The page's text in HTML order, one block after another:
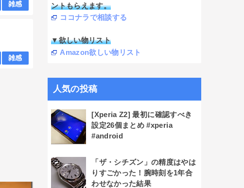
雑感
雑感
ントもらえます。
ココナラで相談する
▼欲しい物リスト
Amazon欲しい物リスト
人気の投稿
[Xperia Z2] 最初に確認すべき
設定26個まとめ #xperia
#android
「ザ・シチズン」の精度はやは
りすごかった！腕時刻を1年合
わせなかった結果